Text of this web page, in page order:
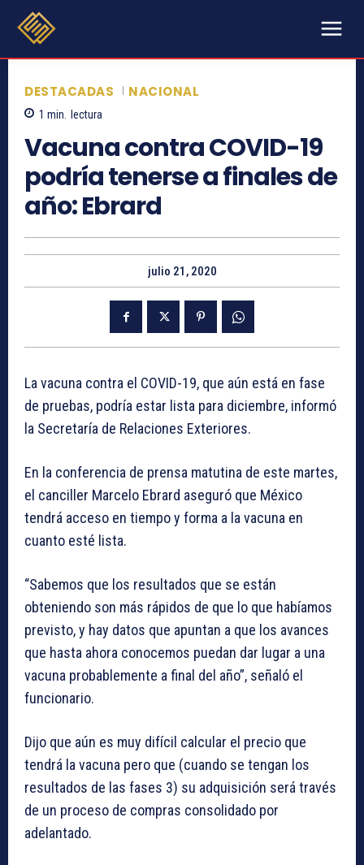
DESTACADAS NACIONAL
1 min. lectura
Vacuna contra COVID-19
podría tenerse a finales de
año: Ebrard
julio 21, 2020
La vacuna contra el COVID-19, que aún está en fase
de pruebas, podría estar lista para diciembre, informó
la Secretaría de Relaciones Exteriores.
En la conferencia de prensa matutina de este martes,
el canciller Marcelo Ebrard aseguró que México
tendrá acceso en tiempo y forma a la vacuna en
cuanto esté lista.
“Sabemos que los resultados que se están
obteniendo son más rápidos de que lo que habíamos
previsto, y hay datos que apuntan a que los avances
que hasta ahora conocemos puedan dar lugar a una
vacuna probablemente a final del año”, señaló el
funcionario.
Dijo que aún es muy difícil calcular el precio que
tendrá la vacuna pero que (cuando se tengan los
resultados de las fases 3) su adquisición será través
de un proceso de compras consolidado por
adelantado.